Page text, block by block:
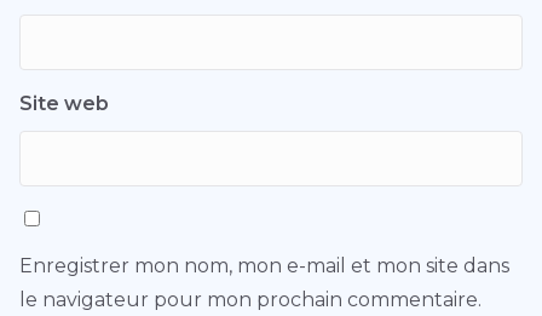
Site web
Enregistrer mon nom, mon e-mail et mon site dans
le navigateur pour mon prochain commentaire.